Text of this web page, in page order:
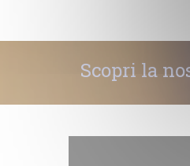
Scopri la